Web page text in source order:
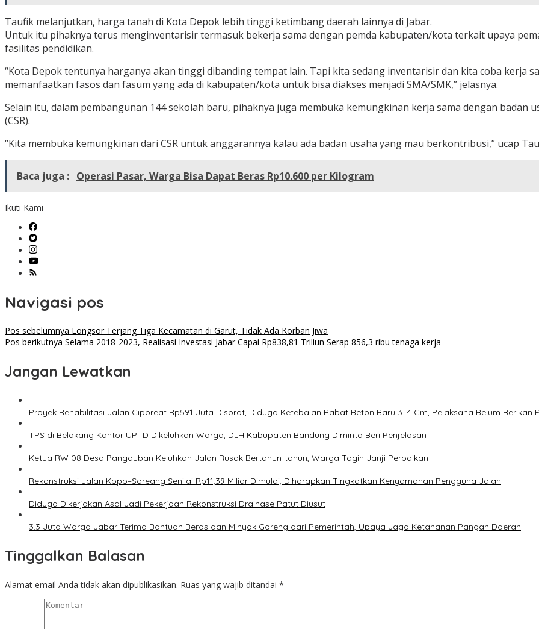
Taufik melanjutkan, harga tanah di Kota Depok lebih tinggi ketimbang daerah lainnya di Jabar.
Untuk itu pihaknya terus menginventarisir termasuk bekerja sama dengan pemda kabupaten/kota terkait upaya
fasilitas pendidikan.
“Kota Depok tentunya harganya akan tinggi dibanding tempat lain. Tapi kita sedang inventarisir dan kita coba kerja
memanfaatkan fasos dan fasum yang ada di kabupaten/kota untuk bisa diakses menjadi SMA/SMK,” jelasnya.
Selain itu, dalam pembangunan 144 sekolah baru, pihaknya juga membuka kemungkinan kerja sama dengan badan
(CSR).
“Kita membuka kemungkinan dari CSR untuk anggarannya kalau ada badan usaha yang mau berkontribusi,” ucap
Baca juga : Operasi Pasar, Warga Bisa Dapat Beras Rp10.600 per Kilogram
Ikuti Kami
Navigasi pos
Pos sebelumnya Longsor Terjang Tiga Kecamatan di Garut, Tidak Ada Korban Jiwa
Pos berikutnya Selama 2018-2023, Realisasi Investasi Jabar Capai Rp838,81 Triliun Serap 856,3 ribu tenaga kerja
Jangan Lewatkan
Proyek Rehabilitasi Jalan Ciporeat Rp591 Juta Disorot, Diduga Ketebalan Rabat Beton Baru 3–4 Cm, Pelaksana Belum Berikan
TPS di Belakang Kantor UPTD Dikeluhkan Warga, DLH Kabupaten Bandung Diminta Beri Penjelasan
Ketua RW 08 Desa Pangauban Keluhkan Jalan Rusak Bertahun-tahun, Warga Tagih Janji Perbaikan
Rekonstruksi Jalan Kopo–Soreang Senilai Rp11,39 Miliar Dimulai, Diharapkan Tingkatkan Kenyamanan Pengguna Jalan
Diduga Dikerjakan Asal Jadi Pekerjaan Rekonstruksi Drainase Patut Diusut
3.3 Juta Warga Jabar Terima Bantuan Beras dan Minyak Goreng dari Pemerintah, Upaya Jaga Ketahanan Pangan Daerah
Tinggalkan Balasan
Alamat email Anda tidak akan dipublikasikan. Ruas yang wajib ditandai *